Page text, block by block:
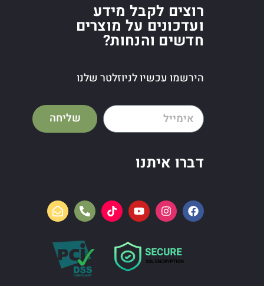
רוצים לקבל מידע
ועדכונים על מוצרים
חדשים והנחות?
הירשמו עכשיו לניוזלטר שלנו
שליחה
דברו איתנו